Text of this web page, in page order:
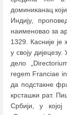
доминиканац
Индију,
наименовао за
1329. Касније
у своју
дело
regem Franciae
да подстакне
крсташки рат.
Србији, у